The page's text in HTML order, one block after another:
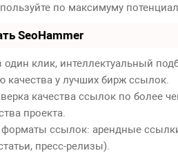
по максимуму
SeoHammer
клик, интеллектуальный
качества у лучших бирж ссылок.
качества ссылок по более
проекта.
ссылок: арендные
пресс-релизы).